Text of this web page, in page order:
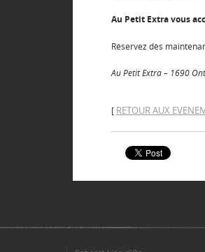
Au Petit Extra vous
Réservez dès
Au Petit Extra – 1690
[ RETOUR AUX